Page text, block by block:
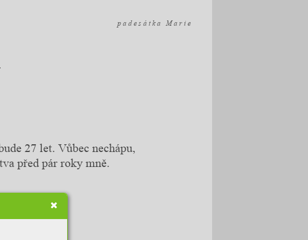
p a d e s á t k a M a r i e
27 let. Vůbec nechápu,
před pár roky mně.